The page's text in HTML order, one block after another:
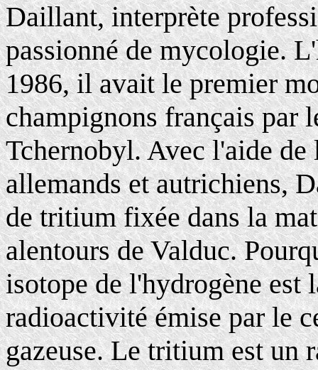
Daillant, interprète
passionné de mycologie.
1986, il avait le premier
champignons français par
Tchernobyl. Avec l'aide
allemands et autrichiens,
de tritium fixée dans la
alentours de Valduc.
isotope de l'hydrogène est
radioactivité émise par le
gazeuse. Le tritium est un